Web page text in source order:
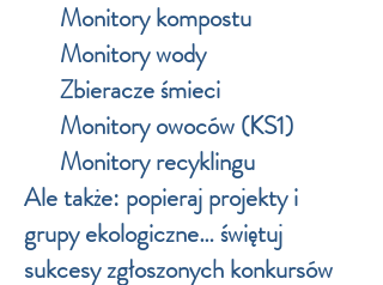
Monitory kompostu
Monitory wody
Zbieracze śmieci
Monitory owoców (KS1)
Monitory recyklingu
Ale także: popieraj projekty i
grupy ekologiczne… świętuj
sukcesy zgłoszonych konkursów